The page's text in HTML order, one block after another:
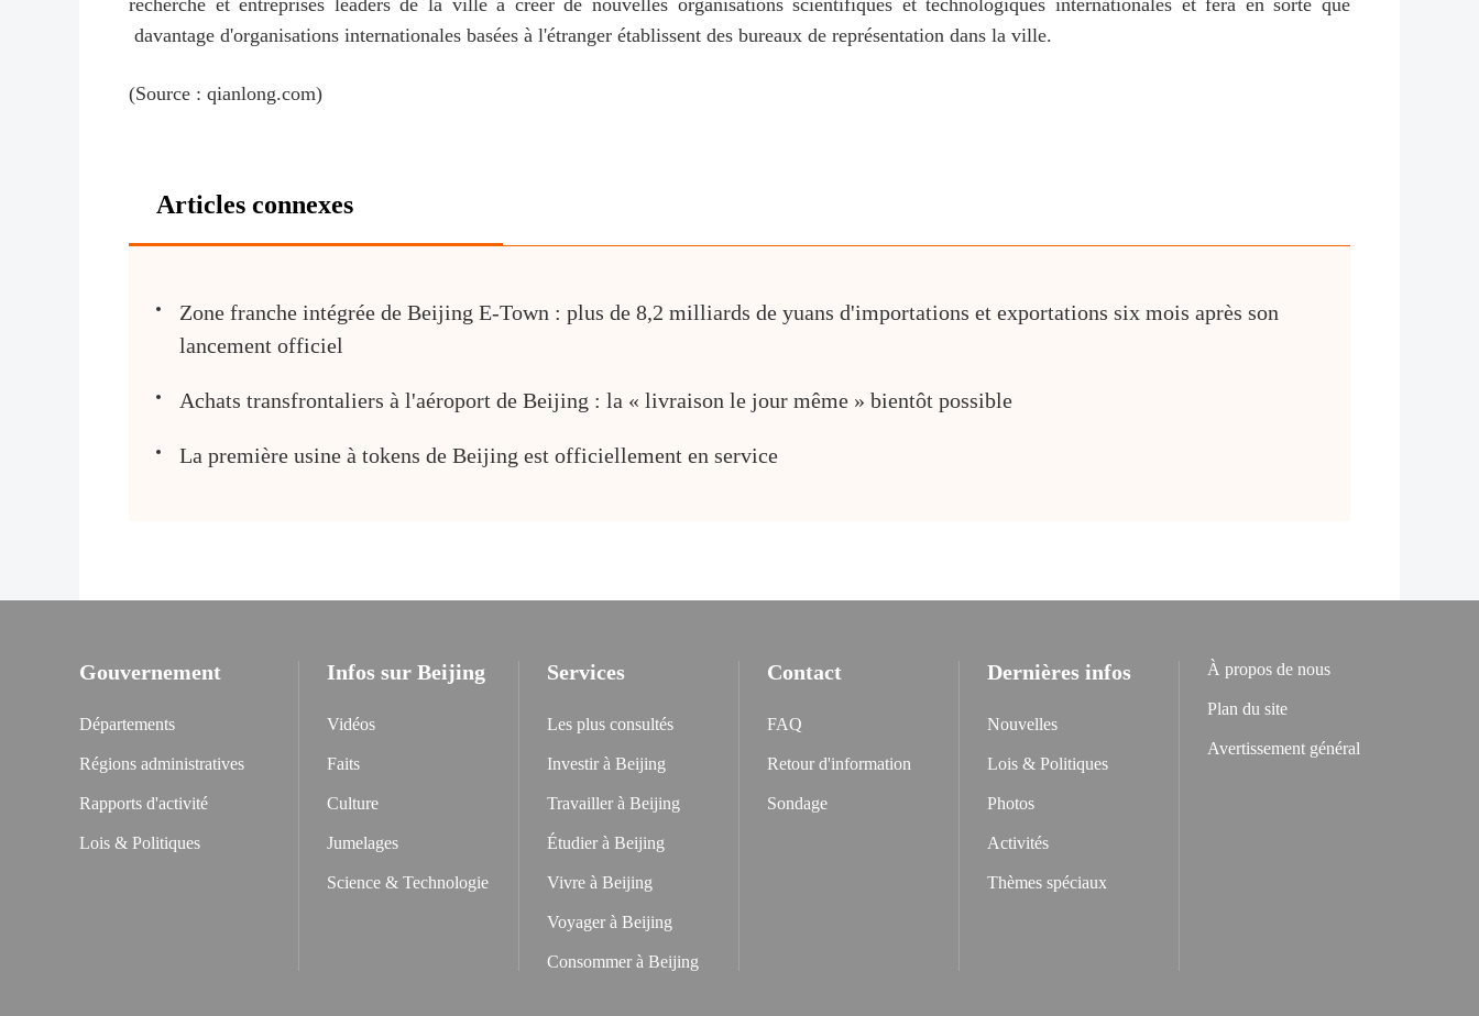
recherche et entreprises leaders de la ville à créer de nouvelles organisations scientifiques et technologiques internationales et fera en sorte que
davantage d'organisations internationales basées à l'étranger établissent des bureaux de représentation dans la ville.
(Source : qianlong.com)
Articles connexes
Zone franche intégrée de Beijing E-Town : plus de 8,2 milliards de yuans d'importations et exportations six mois après son
lancement officiel
Achats transfrontaliers à l'aéroport de Beijing : la « livraison le jour même » bientôt possible
La première usine à tokens de Beijing est officiellement en service
Gouvernement
Départements
Régions administratives
Rapports d'activité
Lois & Politiques
Infos sur Beijing
Vidéos
Faits
Culture
Jumelages
Science & Technologie
Services
Les plus consultés
Investir à Beijing
Travailler à Beijing
Étudier à Beijing
Vivre à Beijing
Voyager à Beijing
Consommer à Beijing
Contact
FAQ
Retour d'information
Sondage
Dernières infos
Nouvelles
Lois & Politiques
Photos
Activités
Thèmes spéciaux
À propos de nous
Plan du site
Avertissement général